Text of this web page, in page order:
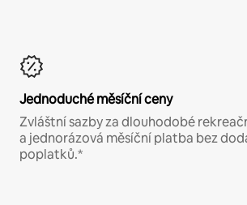
Jednoduché měsíční ceny
Zvláštní sazby za dlouhodobé
a jednorázová měsíční platba bez
poplatků.*